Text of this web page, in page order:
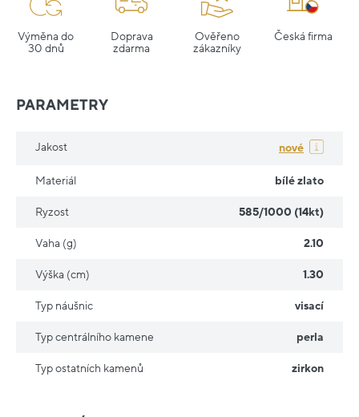
Výměna do
30 dnů
Doprava
zdarma
Ověřeno
zákazníky
Česká firma
PARAMETRY
Jakost nové
Materiál bílé zlato
Ryzost 585/1000 (14kt)
Vaha (g) 2.10
Výška (cm) 1.30
Typ náušnic visací
Typ centrálního kamene perla
Typ ostatních kamenů zirkon